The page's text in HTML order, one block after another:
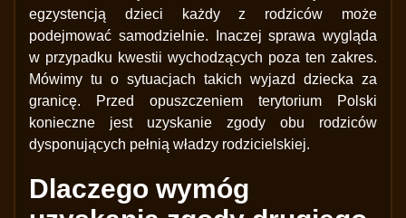
egzystencją dzieci każdy z rodziców może
podejmować samodzielnie. Inaczej sprawa wygląda
w przypadku kwestii wychodzących poza ten zakres.
Mówimy tu o sytuacjach takich wyjazd dziecka za
granicę. Przed opuszczeniem terytorium Polski
konieczne jest uzyskanie zgody obu rodziców
dysponujących pełnią władzy rodzicielskiej.
Dlaczego wymóg